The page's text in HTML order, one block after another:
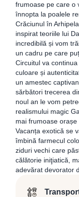
frumoase pe care o
înnopta la poalele
Crăciunul în
inspirat teoriile lui
incredibilă și vom
un cadru pe care
Circuitul va
culoare și
un amestec
sărbători trecerea
noul an le vom
realismului magic
mai frumoase
Vacanța exotică se
îmbină farmecul
ziduri vechi care
călătorie iniţiatică,
adevărat devorator